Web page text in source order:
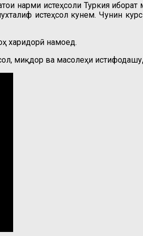
нарми истеҳсоли Туркия
истеҳсол кунем. Чунин
харидорӣ намоед.
миқдор ва масолеҳи